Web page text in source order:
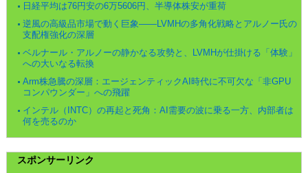
日経平均は76円安の6万5606円、半導体株安が重荷
逆風の高級品市場で動く巨象――LVMHの多角化戦略とアルノー氏の
支配権強化の深層
ベルナール・アルノーの静かなる攻勢と、LVMHが仕掛ける「体験」
への大いなる転換
Arm株急騰の深層：エージェンティックAI時代に不可欠な「非GPU
コンパウンダー」への飛躍
インテル（INTC）の再起と死角：AI需要の波に乗る一方、内部者は
何を売るのか
スポンサーリンク